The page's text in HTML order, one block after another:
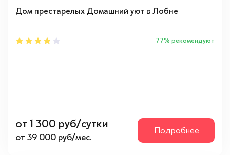
Особенности
4-х местная комната
Расположение
Ближайшее Подмосковье
Дом престарелых Домашний уют в Лобне
77% рекомендуют
от 1 300 руб/сутки
от 39 000 руб/мес.
Подробнее